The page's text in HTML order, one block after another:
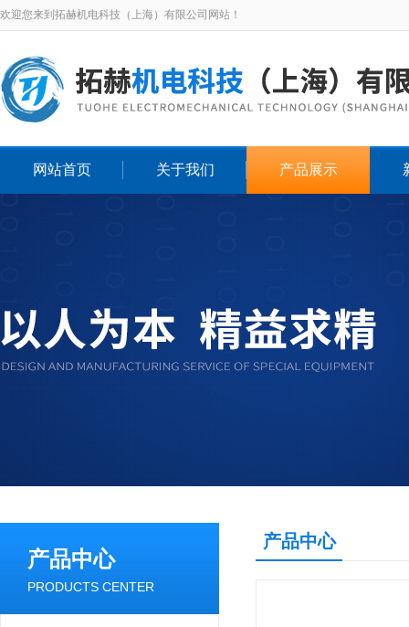
欢迎您来到拓赫机电科技（上海）有限公司网站！
网站首页 关于我们 产品展示
产品中心
PRODUCTS CENTER
产品中心